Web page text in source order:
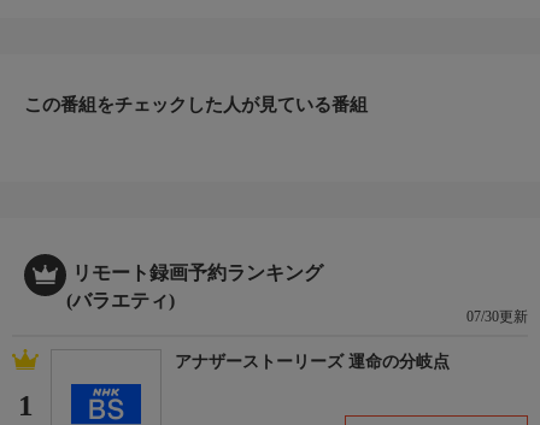
▼【建坪10坪】3階建て！内壁を10度傾けた【斜め設計】で弱点
▼【変身家具】アイデア木製安全柵
▼【ホテルライク】洗面室の３ｍ作業台＆大容量収納にも注目
大学で建築学を学んだ、二級建築士・アンガールズ田中卓志と、
相方の山根良顕、芸能界屈指の建築好きな遼河はるひがスゴイ家
を訪問！
この番組をチェックした人が見ている番組
リモート録画予約ランキング
(バラエティ)
07/30更新
1
アナザーストーリーズ 運命の分岐点